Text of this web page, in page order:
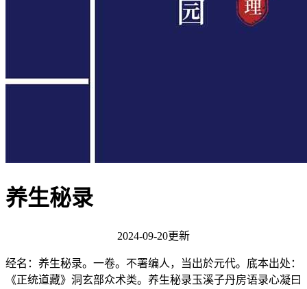
养生秘录
2024-09-20更新
经名：养生秘录。一卷。不署编人，当出於元代。底本出处：
《正统道藏》洞玄部众术类。养生秘录玉溪子丹房语录心凝曰